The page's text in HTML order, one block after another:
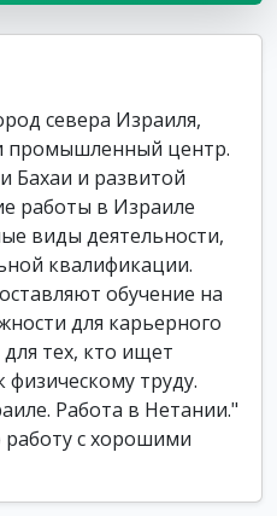
севера Израиля,
промышленный центр.
Бахаи и развитой
работы в Израиле
виды деятельности,
квалификации.
обучение на
для карьерного
тех, кто ищет
физическому труду.
Работа в Нетании."
работу с хорошими